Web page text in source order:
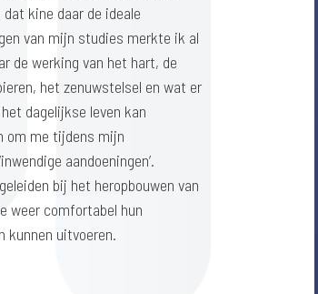
kine daar de ideale
van mijn studies merkte ik al
de werking van het hart, de
het zenuwstelsel en wat er
dagelijkse leven kan
om me tijdens mijn
aandoeningen’.
bij het heropbouwen van
weer comfortabel hun
kunnen uitvoeren.